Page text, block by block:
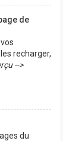
de
recharger,
-->
du